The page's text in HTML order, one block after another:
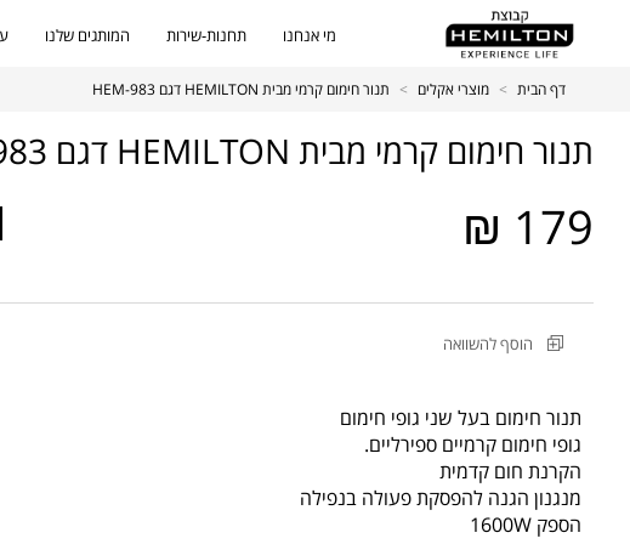
מי אנחנו תחנות-שירות המותגים שלנו
דף הבית > מוצרי אקלים > תנור חימום קרמי מבית HEMILTON דגם HEM-983
תנור חימום קרמי מבית HEMILTON דגם HEM-983
179 ₪
מקט
הוסף להשוואה
קרמי
מבית
HEMILTON
דגם
תנור חימום בעל שני גופי חימום
גופי חימום קרמיים ספירליים.
הקרנת חום קדמית
מנגנון הגנה להפסקת פעולה בנפילה
הספק 1600W